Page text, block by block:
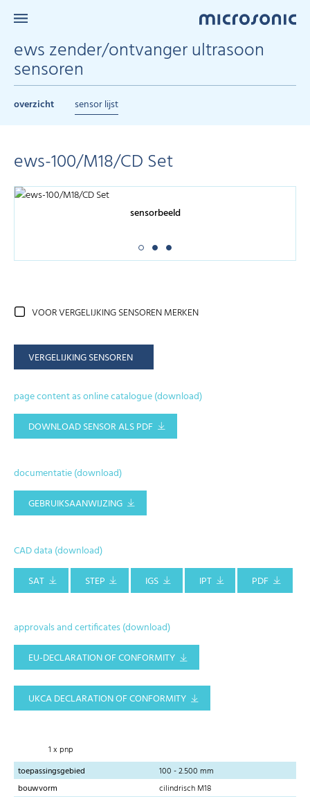
ews zender/ontvanger ultrasoon
sensoren
overzicht sensor lijst
ews-100/M18/CD Set
sensorbeeld
VOOR VERGELIJKING SENSOREN MERKEN
VERGELIJKING SENSOREN
page content as online catalogue (download)
DOWNLOAD SENSOR ALS PDF
documentatie (download)
GEBRUIKSAANWIJZING
CAD data (download)
SAT
STEP IGS IPT PDF
approvals and certificates (download)
EU-DECLARATION OF CONFORMITY
UKCA DECLARATION OF CONFORMITY
1 x pnp
toepassingsgebied
100 - 2.500 mm
bouwvorm
cilindrisch M18